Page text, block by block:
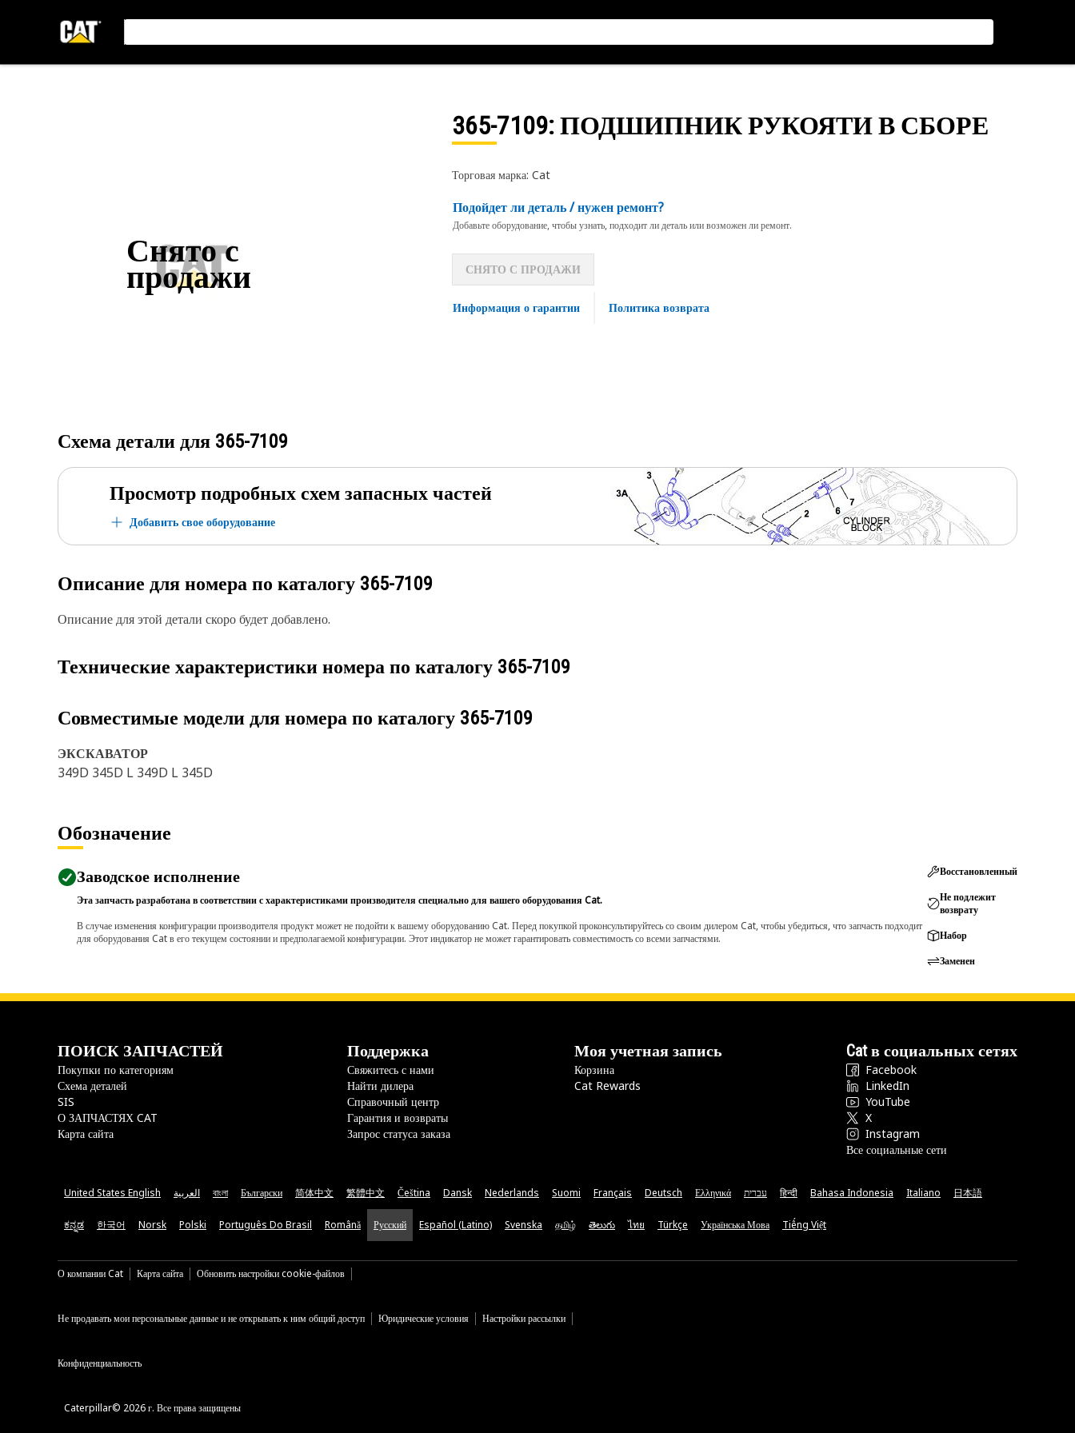
Снято с
продажи
365-7109: ПОДШИПНИК РУКОЯТИ В СБОРЕ
Торговая марка: Cat
Подойдет ли деталь / нужен ремонт?
Добавьте оборудование, чтобы узнать, подходит ли деталь или возможен ли ремонт.
СНЯТО С ПРОДАЖИ
Информация о гарантии Политика возврата
Схема детали для 365-7109
Просмотр подробных схем запасных частей
Добавить свое оборудование
Описание для номера по каталогу 365-7109
Описание для этой детали скоро будет добавлено.
Технические характеристики номера по каталогу 365-7109
Совместимые модели для номера по каталогу 365-7109
ЭКСКАВАТОР
349D 345D L 349D L 345D
Обозначение
Заводское исполнение
Эта запчасть разработана в соответствии с характеристиками производителя специально для вашего оборудования Cat.
В случае изменения конфигурации производителя продукт может не подойти к вашему оборудованию Cat. Перед покупкой проконсультируйтесь со своим дилером Cat, чтобы убедиться, что запчасть подходит
для оборудования Cat в его текущем состоянии и предполагаемой конфигурации. Этот индикатор не может гарантировать совместимость со всеми запчастями.
Восстановленный
Не подлежит
возврату
Набор
Заменен
ПОИСК ЗАПЧАСТЕЙ
Покупки по категориям
Схема деталей
SIS
О ЗАПЧАСТЯХ CAT
Карта сайта
Поддержка
Свяжитесь с нами
Найти дилера
Справочный центр
Гарантия и возвраты
Запрос статуса заказа
Моя учетная запись
Корзина
Cat Rewards
Cat в социальных сетях
Facebook
LinkedIn
YouTube
X
Instagram
Все социальные сети
United States English العربية বাংলা Български 简体中文 繁體中文 Čeština Dansk Nederlands Suomi Français Deutsch Ελληνικά עברית हिन्दी Bahasa Indonesia Italiano 日本語
ಕನ್ನಡ 한국어 Norsk Polski Português Do Brasil Română Русский Español (Latino) Svenska தமிழ் తెలుగు ไทย Türkçe Українська Мова Tiếng Việt
О компании Cat Карта сайта Обновить настройки cookie-файлов
Не продавать мои персональные данные и не открывать к ним общий доступ Юридические условия Настройки рассылки
Конфиденциальность
Caterpillar© 2026 г. Все права защищены